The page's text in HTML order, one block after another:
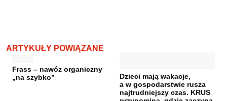
ARTYKUŁY POWIĄZANE
Frass – nawóz organiczny
„na szybko”
Dzieci mają wakacje,
a w gospodarstwie rusza
najtrudniejszy czas. KRUS